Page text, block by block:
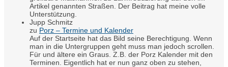
Artikel genannten Straßen. Der Beitrag hat meine volle
Unterstützung.
Jupp Schmitz
zu Porz – Termine und Kalender
Auf der Startseite hat das Bild seine Berechtigung. Wenn
man in die Untergruppen geht muss man jedoch scrollen.
Für und ältere ein Graus. Z.B. der Porz Kalender mit den
Terminen. Eigentlich hat er nun ganz oben zu stehen,